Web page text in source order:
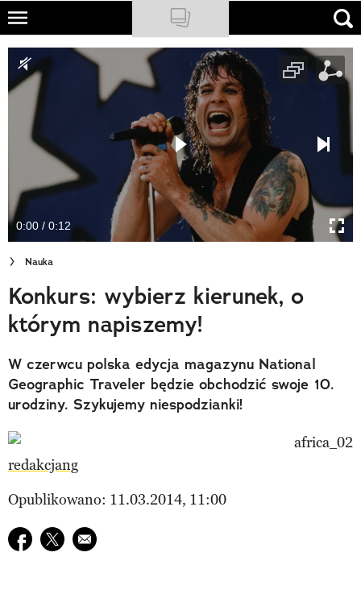
Skip
main
content
NATIONAL GEOGRAPHIC
TRAVELER
PODCASTY
Newsletter
Cuda Polski
Wielki Konkurs Fotograficzny
Trendbook Podróżniczy
Polecane
0:00 / 0:12
Nauka
Konkurs: wybierz kierunek, o
którym napiszemy!
W czerwcu polska edycja magazynu National
Geographic Traveler będzie obchodzić swoje 10.
urodziny. Szykujemy niespodzianki!
redakcjang
Opublikowano: 11.03.2014, 11:00
Udostępnij na facebook
Udostępnij na twitter
E-mail do przyjaciela